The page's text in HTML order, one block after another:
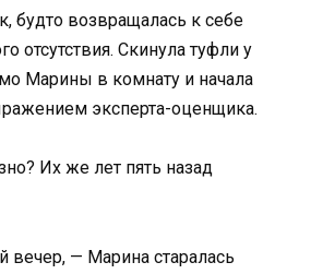
будто возвращалась к себе
отсутствия. Скинула туфли у
Марины в комнату и начала
эксперта-оценщика.
Их же лет пять назад
вечер, — Марина старалась